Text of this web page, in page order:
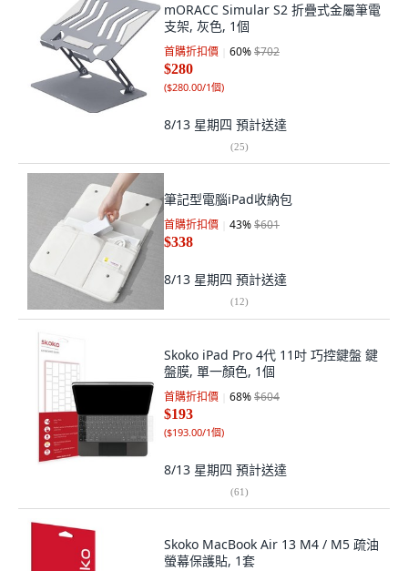
mORACC Simular S2 折疊式金屬筆電
支架, 灰色, 1個
首購折扣價 60%$702
$280
($280.00/1個)
8/13 星期四 預計送達
(25)
筆記型電腦iPad收納包
首購折扣價 43%$601
$338
8/13 星期四 預計送達
(12)
Skoko iPad Pro 4代 11吋 巧控鍵盤 鍵
盤膜, 單一顏色, 1個
首購折扣價 68%$604
$193
($193.00/1個)
8/13 星期四 預計送達
(61)
Skoko MacBook Air 13 M4 / M5 疏油
螢幕保護貼, 1套